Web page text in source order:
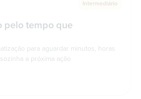
Intermediário
pelo tempo que
para aguardar minutos, horas
a próxima ação